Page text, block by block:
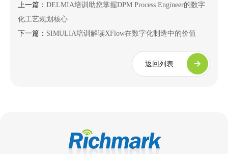
上一篇： DELMIA培训助您掌握DPM Process Engineer的数字
化工艺规划核心
下一篇： SIMULIA培训解读XFlow在数字化制造中的价值​
返回列表